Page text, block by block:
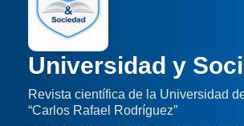
Universidad y
Revista científica de la Universidad
“Carlos Rafael Rodríguez”